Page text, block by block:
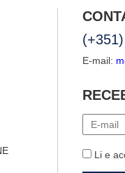
E-mail:
Li e